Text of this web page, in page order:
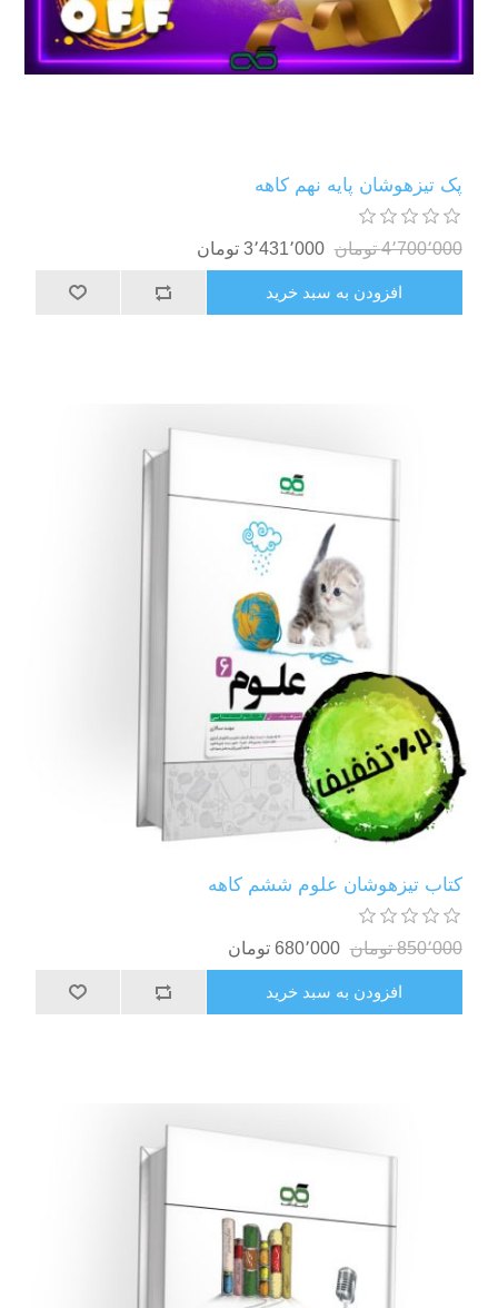
پک تیزهوشان پایه نهم کاهه
4٬700٬000 تومان 3٬431٬000 تومان
افزودن به سبد خرید
کتاب تیزهوشان علوم ششم کاهه
850٬000 تومان 680٬000 تومان
افزودن به سبد خرید